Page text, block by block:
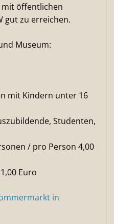
öffentlichen
gut zu erreichen.
Museum:
mit Kindern unter 16
Studenten,
/ pro Person 4,00
Euro
in